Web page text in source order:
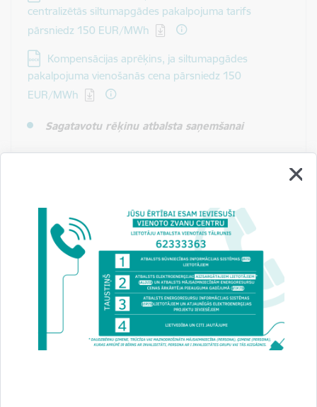
centralizētās siltumapgādes pakalpojuma tarifs
pārsniedz 150 EUR/MWh
Lejupielādēt:
Kompensācijas aprēķins, ja siltumapgādes
pakalpojuma vienošanās cena pārsniedz 150
EUR/MWh
Sagatavotu rēķinu atbalsta saņemšanai
Būvniecības valsts kontroles biroja rekvizīti:
Bankas nosaukums: Valsts kase
Bankas kods: TRELLV22
No 01.01.2023. konta Nr. LV21TREL212068602600B
Pašvaldības lēmumu*par spēkā esošo apstiprināto
siltumenerģijas tarifu (ja attiecināms)
Pašvaldības apliecinājums par siltumapgādes
pakalpojuma sniegšanu pašvaldībā (ja attiecināms)